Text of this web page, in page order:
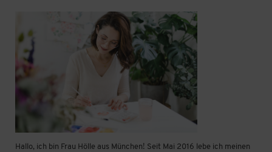
Hallo, ich bin Frau Hölle aus München! Seit Mai 2016 lebe ich meinen